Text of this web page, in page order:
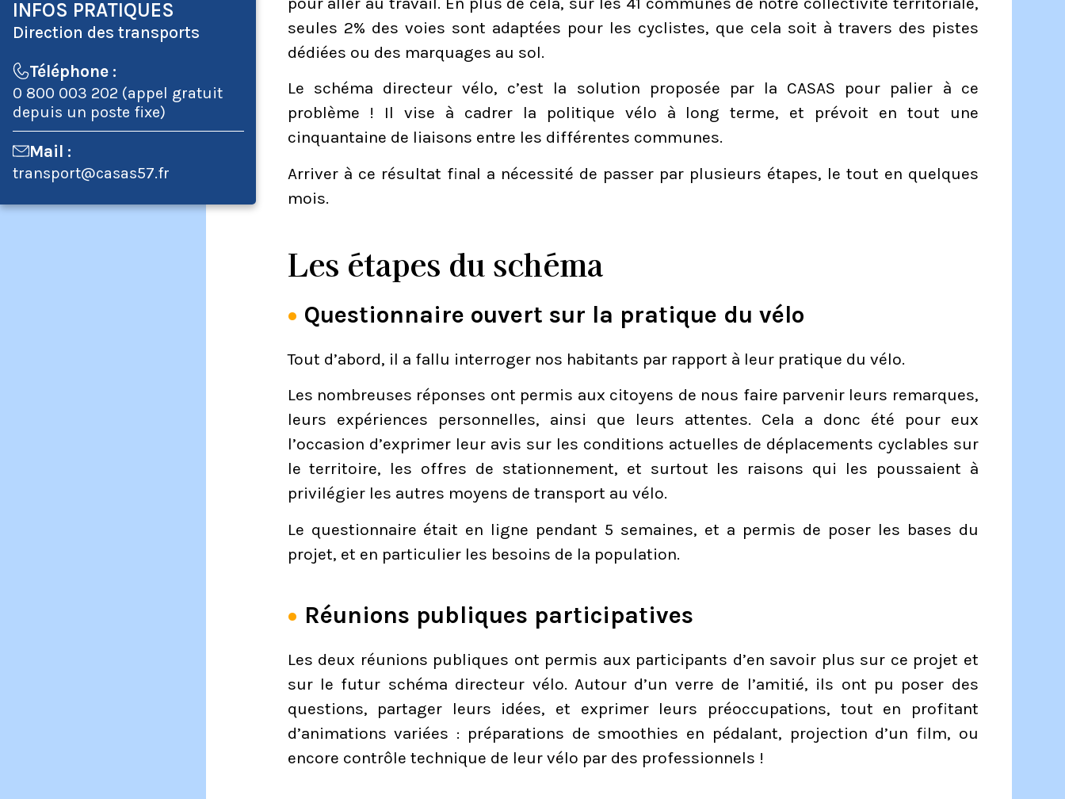
INFOS PRATIQUES
Direction des transports
Téléphone :
0 800 003 202 (appel gratuit
depuis un poste fixe)
Mail :
transport@casas57.fr
seules 2% des voies sont adaptées pour les cyclistes, que cela soit à travers des pistes
dédiées ou des marquages au sol.
Le schéma directeur vélo, c’est la solution proposée par la CASAS pour palier à ce
problème ! Il vise à cadrer la politique vélo à long terme, et prévoit en tout une
cinquantaine de liaisons entre les différentes communes.
Arriver à ce résultat final a nécessité de passer par plusieurs étapes, le tout en quelques
mois.
Les étapes du schéma
Questionnaire ouvert sur la pratique du vélo
Tout d’abord, il a fallu interroger nos habitants par rapport à leur pratique du vélo.
Les nombreuses réponses ont permis aux citoyens de nous faire parvenir leurs remarques,
leurs expériences personnelles, ainsi que leurs attentes. Cela a donc été pour eux
l’occasion d’exprimer leur avis sur les conditions actuelles de déplacements cyclables sur
le territoire, les offres de stationnement, et surtout les raisons qui les poussaient à
privilégier les autres moyens de transport au vélo.
Le questionnaire était en ligne pendant 5 semaines, et a permis de poser les bases du
projet, et en particulier les besoins de la population.
Réunions publiques participatives
Les deux réunions publiques ont permis aux participants d’en savoir plus sur ce projet et
sur le futur schéma directeur vélo. Autour d’un verre de l’amitié, ils ont pu poser des
questions, partager leurs idées, et exprimer leurs préoccupations, tout en profitant
d’animations variées : préparations de smoothies en pédalant, projection d’un film, ou
encore contrôle technique de leur vélo par des professionnels !